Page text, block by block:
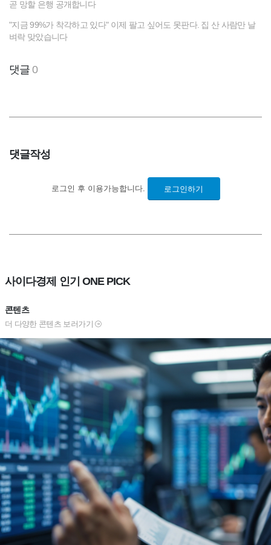
곧 망할 은행 공개합니다
"지금 99%가 착각하고 있다" 이제 팔고 싶어도 못판다. 집 산 사람만 날
벼락 맞았습니다
댓글0
댓글작성
로그인 후 이용가능합니다. 로그인하기
사이다경제 인기 ONE PICK
콘텐츠
더 다양한 콘텐츠 보러가기